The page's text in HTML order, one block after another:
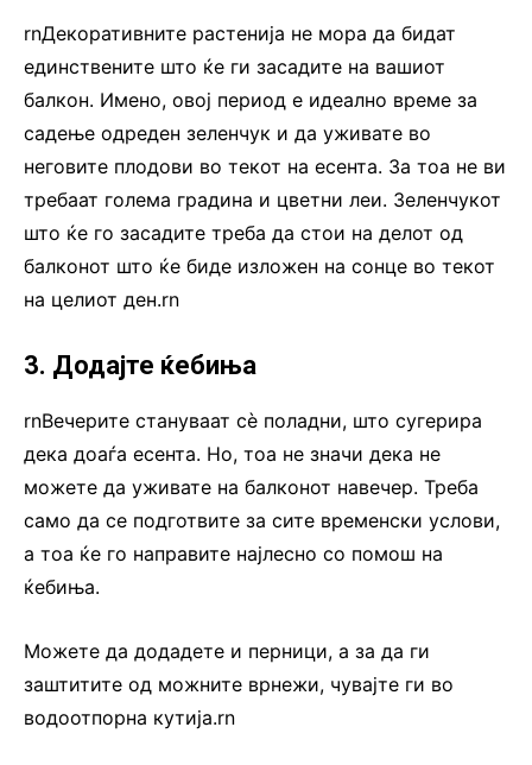
rnДекоративните растенија не мора да бидат
единствените што ќе ги засадите на вашиот
балкон. Имено, овој период е идеално време за
садење одреден зеленчук и да уживате во
неговите плодови во текот на есента. За тоа не ви
требаат голема градина и цветни леи. Зеленчукот
што ќе го засадите треба да стои на делот од
балконот што ќе биде изложен на сонце во текот
на целиот ден.rn
3. Додајте ќебиња
rnВечерите стануваат сè поладни, што сугерира
дека доаѓа есента. Но, тоа не значи дека не
можете да уживате на балконот навечер. Треба
само да се подготвите за сите временски услови,
а тоа ќе го направите најлесно со помош на
ќебиња.
Можете да додадете и перници, а за да ги
заштитите од можните врнежи, чувајте ги во
водоотпорна кутија.rn